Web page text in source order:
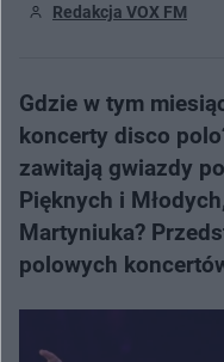
Redakcja VOX FM
Gdzie w tym
koncerty disco
zawitają gwiazdy
Pięknych i
Martyniuka?
polowych